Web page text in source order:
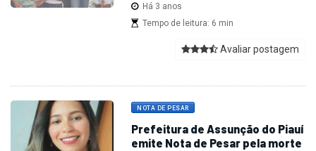
Há 3 anos
Tempo de leitura: 6 min
Avaliar postagem
NOTA DE PESAR
Prefeitura de Assunção do Piauí
emite Nota de Pesar pela morte